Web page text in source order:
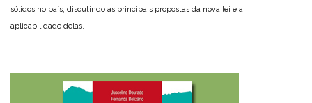
sólidos no país, discutindo as principais propostas da nova lei e a
aplicabilidade delas.